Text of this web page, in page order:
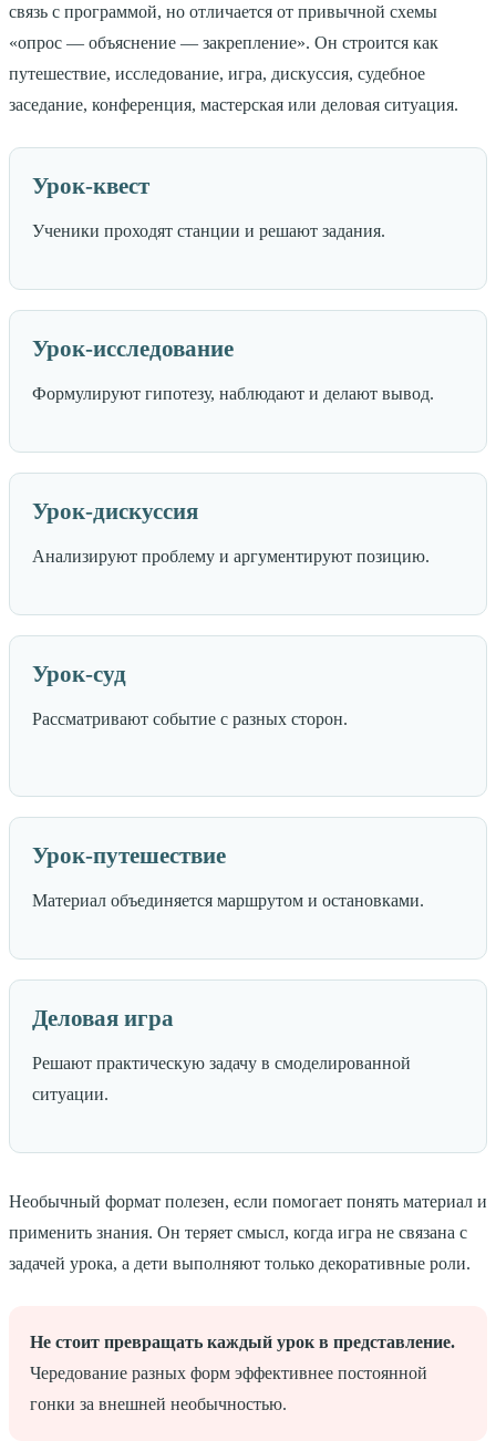
связь с программой, но отличается от привычной схемы
«опрос — объяснение — закрепление». Он строится как
путешествие, исследование, игра, дискуссия, судебное
заседание, конференция, мастерская или деловая ситуация.
Урок-квест
Ученики проходят станции и решают задания.
Урок-исследование
Формулируют гипотезу, наблюдают и делают вывод.
Урок-дискуссия
Анализируют проблему и аргументируют позицию.
Урок-суд
Рассматривают событие с разных сторон.
Урок-путешествие
Материал объединяется маршрутом и остановками.
Деловая игра
Решают практическую задачу в смоделированной
ситуации.
Необычный формат полезен, если помогает понять материал и
применить знания. Он теряет смысл, когда игра не связана с
задачей урока, а дети выполняют только декоративные роли.
Не стоит превращать каждый урок в представление.
Чередование разных форм эффективнее постоянной
гонки за внешней необычностью.